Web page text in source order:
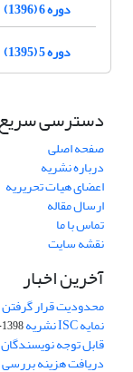
دوره 6 (1396)
دوره 5 (1395)
دسترسی
صفحه اصلی
درباره نشریه
اعضای هیات تحریریه
ارسال مقاله
تماس با ما
نقشه سایت
آخرین اخبار
محدودیت قرار گرفتن
نمایه ISC نشریه 1398-02-02
قابل توجه
دریافت هزینه بررسی